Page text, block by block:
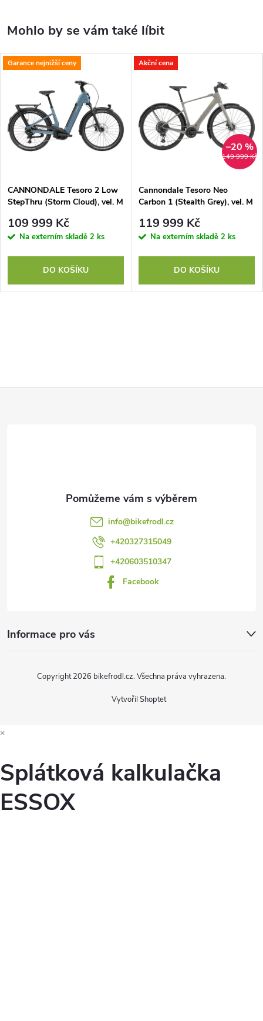
Garance nejnižší ceny
CANNONDALE Tesoro 2 Low
StepThru (Storm Cloud), vel. M
109 999 Kč
Na externím skladě 2 ks
DO KOŠÍKU
Akční cena
149 999 Kč
–20 %
Cannondale Tesoro Neo
Carbon 1 (Stealth Grey), vel. M
119 999 Kč
Na externím skladě 2 ks
DO KOŠÍKU
info@bikefrodl.cz
+420327315049
+420603510347
Facebook
Informace pro vás
Vytvořil Shoptet
Copyright 2026 bikefrodl.cz. Všechna práva vyhrazena.
×
Splátková kalkulačka
ESSOX